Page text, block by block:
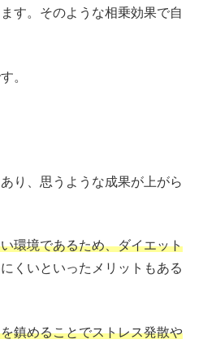
す。そのような相乗効果で自
。
り、思うような成果が上がら
環境であるため、ダイエット
くいといったメリットもある
鎮めることでストレス発散や